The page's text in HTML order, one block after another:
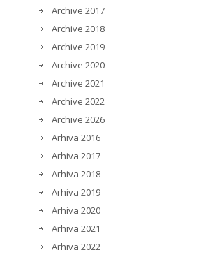
Archive 2017
Archive 2018
Archive 2019
Archive 2020
Archive 2021
Archive 2022
Archive 2026
Arhiva 2016
Arhiva 2017
Arhiva 2018
Arhiva 2019
Arhiva 2020
Arhiva 2021
Arhiva 2022